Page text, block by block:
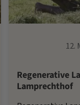
12.
Regenerative
Lamprechthof